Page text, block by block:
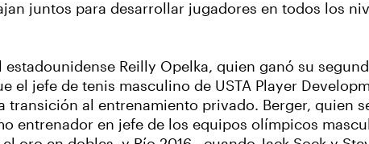
juntos para desarrollar jugadores en todos los
Reilly Opelka, quien ganó su
jefe de tenis masculino de USTA Player
al entrenamiento privado. Berger, quien
entrenador en jefe de los equipos olímpicos